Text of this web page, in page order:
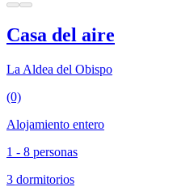
Casa del aire
La Aldea del Obispo
(0)
Alojamiento entero
1 - 8 personas
3 dormitorios